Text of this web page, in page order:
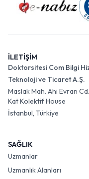
İLETİŞİM
Doktorsitesi Com Bilgi
Teknoloji ve Ticaret A.Ş.
Maslak Mah. Ahi Evran
Kat Kolektif House
İstanbul, Türkiye
SAĞLIK
Uzmanlar
Uzmanlık Alanları